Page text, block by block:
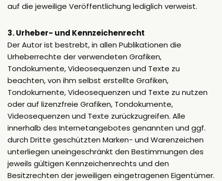
auf die jeweilige Veröffentlichung lediglich verweist.
3. Urheber- und Kennzeichenrecht
Der Autor ist bestrebt, in allen Publikationen die
Urheberrechte der verwendeten Grafiken,
Tondokumente, Videosequenzen und Texte zu
beachten, von ihm selbst erstellte Grafiken,
Tondokumente, Videosequenzen und Texte zu nutzen
oder auf lizenzfreie Grafiken, Tondokumente,
Videosequenzen und Texte zurückzugreifen. Alle
innerhalb des Internetangebotes genannten und ggf.
durch Dritte geschützten Marken- und Warenzeichen
unterliegen uneingeschränkt den Bestimmungen des
jeweils gültigen Kennzeichenrechts und den
Besitzrechten der jeweiligen eingetragenen Eigentümer.